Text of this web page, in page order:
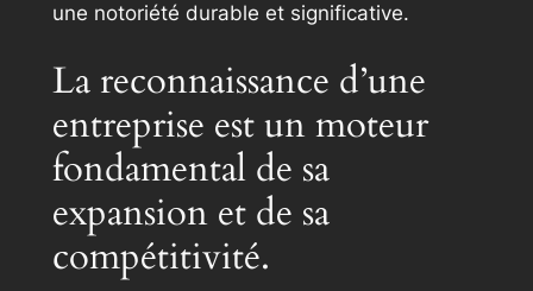
une notoriété durable et significative.
La reconnaissance d’une
entreprise est un moteur
fondamental de sa
expansion et de sa
compétitivité.